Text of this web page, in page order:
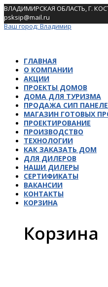
Skip
to
content
ВЛАДИМИРСКАЯ ОБЛАСТЬ, Г.
psksip@mail.ru
Ваш город:Владимир
ГЛАВНАЯ
О КОМПАНИИ
АКЦИИ
ПРОЕКТЫ ДОМОВ
ДОМА ДЛЯ ТУРИЗМА
ПРОДАЖА СИП
МАГАЗИН ГОТОВЫХ
ПРОЕКТИРОВАНИЕ
ПРОИЗВОДСТВО
ТЕХНОЛОГИИ
КАК ЗАКАЗАТЬ ДОМ
ДЛЯ ДИЛЕРОВ
НАШИ ДИЛЕРЫ
СЕРТИФИКАТЫ
ВАКАНСИИ
КОНТАКТЫ
КОРЗИНА
Корзина